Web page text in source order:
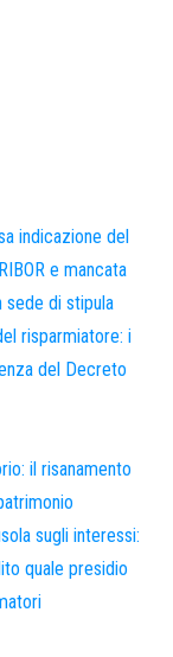
indicazione del
e mancata
sede di stipula
risparmiatore: i
del Decreto
il risanamento
sugli interessi:
quale presidio